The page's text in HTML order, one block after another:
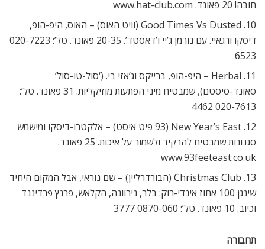
חובה! 20 פאונד. www.hat-club.com
10. Good Times Vs Dusted (וויט האוס) – האוס, היפ-הופ,
דיסקו ורגאיי. עם נורמן ג’יי ו’דאסטד’. 20-35 פאונד. טל’: 020-7223
6523
11. Herbal – היפ-הופ, ברייקס וג’אזי בי. (‘סול-טו-סול’
סאונד-סיסטם), שמבטיח מיני הפתעות מוזיקליות. 31 פאונד. טל’:
020-7613 4462
12. New Year’s East (93 פיט איסט) – אלקטרו-דיסקו ומישמש
סגנונות שמבטיח להרקיד ולשמור על איכות. 25 פאונד.
www.93feeteast.co.uk
13. Christmas Club (הבורדרליין) – שם נוראי, אבל המקום היחיד
שינגן 100 אחוז אינדי-רוק: בלר, נירוונה, הקלאש, פרנץ פרדיננד
וכיוב. 10 פאונד. טל’: 0870-060 3777
תחבורה